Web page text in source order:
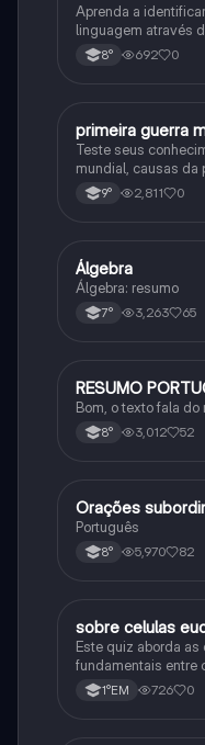
Aprenda a
linguagem através
8° 692 0
História
primeira guerra
Teste seus
mundial, causas da
consequências da
primeira guerra
9° 2,811 0
Matematica
Álgebra
Álgebra: resumo
7° 3,263 65
Português
RESUMO
Bom, o texto fala
8° 3,012 52
Português
Orações
Português
8° 5,970 82
Biologia
sobre celulas
Este quiz aborda
fundamentais entre
procariontes.
1°EM 726 0